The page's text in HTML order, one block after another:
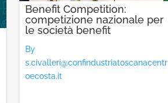
Benefit Competition:
competizione nazionale per
le società benefit
By
s.civalleri@confindustriatoscanacentr
oecosta.it